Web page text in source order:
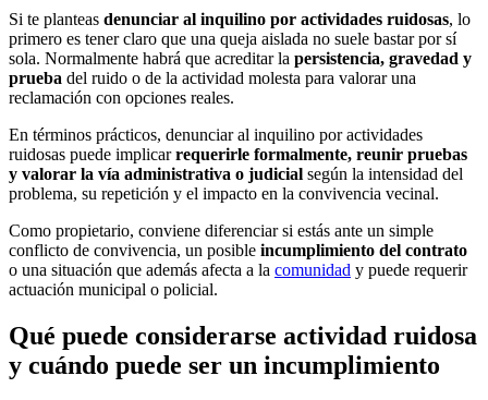
Si te planteas denunciar al inquilino por actividades ruidosas, lo
primero es tener claro que una queja aislada no suele bastar por sí
sola. Normalmente habrá que acreditar la persistencia, gravedad y
prueba del ruido o de la actividad molesta para valorar una
reclamación con opciones reales.
En términos prácticos, denunciar al inquilino por actividades
ruidosas puede implicarrequerirle formalmente, reunir pruebas
y valorar la vía administrativa o judicial según la intensidad del
problema, su repetición y el impacto en la convivencia vecinal.
Como propietario, conviene diferenciar si estás ante un simple
conflicto de convivencia, un posible incumplimiento del contrato
o una situación que además afecta a la comunidad y puede requerir
actuación municipal o policial.
Qué puede considerarse actividad ruidosa
y cuándo puede ser un incumplimiento